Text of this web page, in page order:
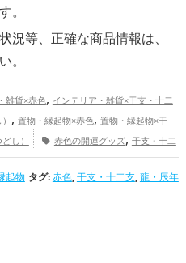
。
況等、正確な商品情報は、
。
雑貨×赤色, インテリア・雑貨×干支・十二
, 置物・縁起物×赤色, 置物・縁起物×干
し） 赤色の開運グッズ, 干支・十二
運グッズ
起物 タグ:赤色,干支・十二支,龍・辰年